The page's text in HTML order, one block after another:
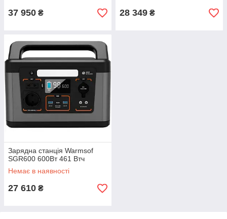
37 950 ₴ 28 349 ₴
Зарядна станція Warmsof
SGR600 600Вт 461 Втч
Немає в наявності
27 610 ₴